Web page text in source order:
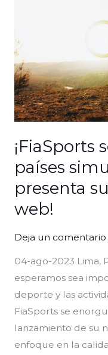
¡FiaSports
países
presenta
web!
Deja un comentario
04-ago-2023 Lima,
esperamos sea
deporte y las
FiaSports se
lanzamiento de su
enfoque en la
simultáneamente
y
presenta
su
nueva
web!